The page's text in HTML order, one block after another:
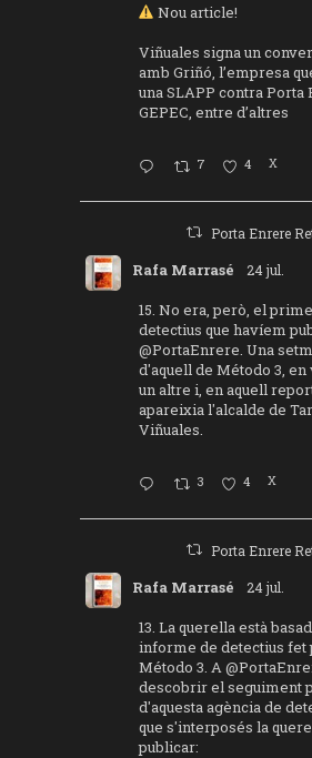
Nou article!
Viñuales signa un
amb Griñó, l’empresa
una SLAPP contra Porta
GEPEC, entre d’altres
7 4 X
Porta Enrere
Rafa Marrasé 24 jul.
15. No era, però, el
detectius que havíem
@PortaEnrere. Una
d'aquell de Método 3,
un altre i, en aquell
apareixia l'alcalde de
Viñuales.
3 4 X
Porta Enrere
Rafa Marrasé 24 jul.
13. La querella està
informe de detectius fet
Método 3. A
descobrir el seguiment
d'aquesta agència de
que s'interposés la
publicar: